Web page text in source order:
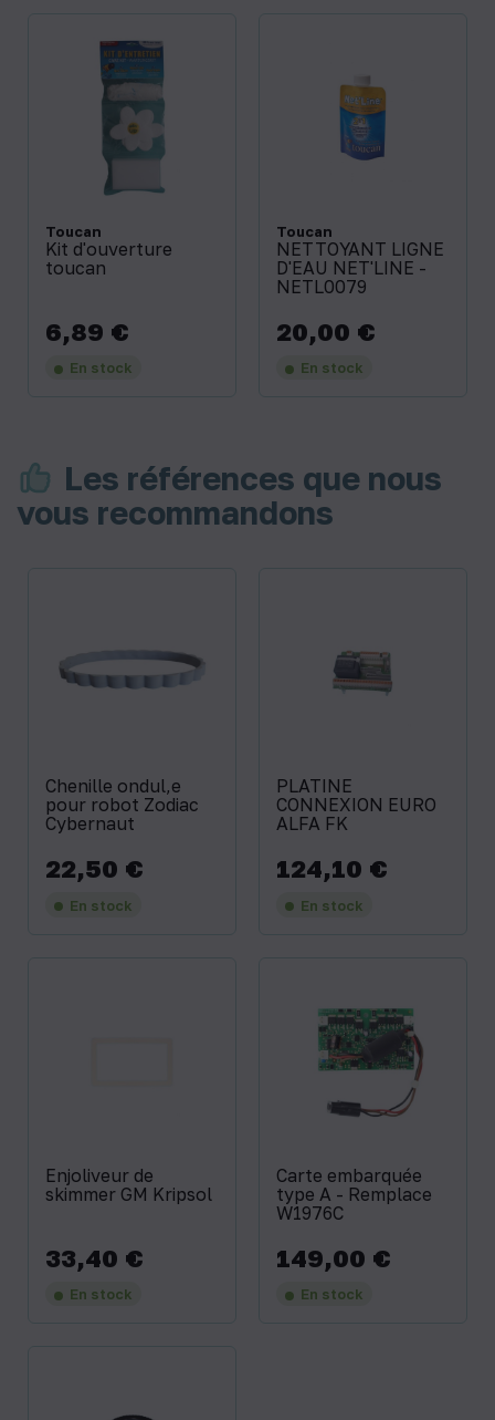
Toucan
Kit d'ouverture
toucan
Prix
6,89 €
En stock
Toucan
NETTOYANT LIGNE
D'EAU NET'LINE -
NETL0079
Prix
20,00 €
En stock
Les références que nous
vous recommandons
Chenille ondul‚e
pour robot Zodiac
Cybernaut
Prix
22,50 €
En stock
PLATINE
CONNEXION EURO
ALFA FK
Prix
124,10 €
En stock
Enjoliveur de
skimmer GM Kripsol
Prix
33,40 €
En stock
Carte embarquée
type A - Remplace
W1976C
Prix
149,00 €
En stock